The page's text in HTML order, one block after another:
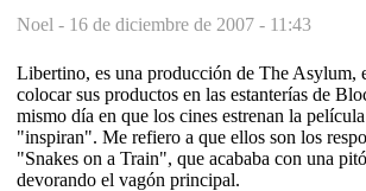
Noel - 16 de diciembre de 2007 - 11:43
Libertino, es una producción de The Asylum,
colocar sus productos en las estanterías de
mismo día en que los cines estrenan la
"inspiran". Me refiero a que ellos son los
"Snakes on a Train", que acababa con una
devorando el vagón principal.